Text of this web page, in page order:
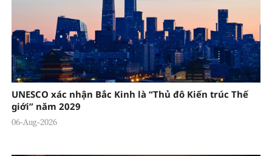
UNESCO xác nhận Bắc Kinh là “Thủ đô Kiến trúc Thế
giới” năm 2029
06-Aug-2026